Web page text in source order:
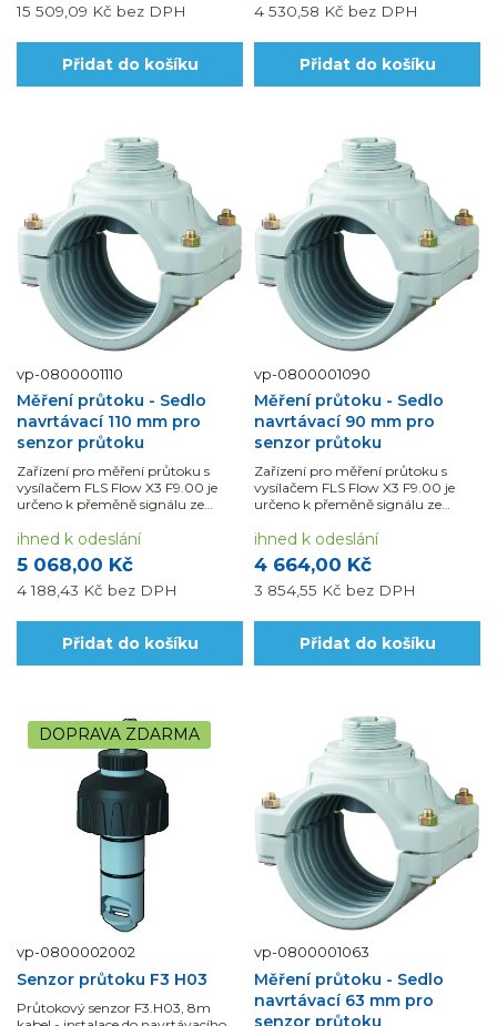
15 509,09 Kč bez DPH
Přidat do košíku
4 530,58 Kč bez DPH
Přidat do košíku
vp-0800001110
Měření průtoku - Sedlo
navrtávací 110 mm pro
senzor průtoku
Zařízení pro měření průtoku s
vysílačem FLS Flow X3 F9.00 je
určeno k přeměně signálu ze
údaje zobrazované...
5 068,00 Kč
4 188,43 Kč bez DPH
ihned k odeslání
Přidat do košíku
vp-0800001090
Měření průtoku - Sedlo
navrtávací 90 mm pro
senzor průtoku
Zařízení pro měření průtoku s
vysílačem FLS Flow X3 F9.00 je
určeno k přeměně signálu ze
údaje zobrazované...
4 664,00 Kč
3 854,55 Kč bez DPH
ihned k odeslání
Přidat do košíku
DOPRAVA ZDARMA
vp-0800002002
Senzor průtoku F3 H03
Průtokový senzor F3.H03, 8m
vp-0800001063
Měření průtoku - Sedlo
navrtávací 63 mm pro
senzor průtoku